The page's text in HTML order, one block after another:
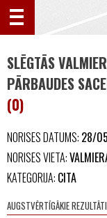
SLĒGTĀS
PĀRBAUDES
(0)
NORISES DATUMS: 28/
NORISES VIETA:
KATEGORIJA: CITA
AUGSTVĒRTĪGĀKIE REZULTĀTI